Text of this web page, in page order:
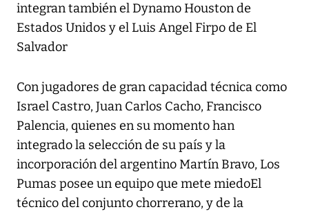
integran también el Dynamo Houston de
Estados Unidos y el Luis Angel Firpo de El
Salvador
Con jugadores de gran capacidad técnica como
Israel Castro, Juan Carlos Cacho, Francisco
Palencia, quienes en su momento han
integrado la selección de su país y la
incorporación del argentino Martín Bravo, Los
Pumas posee un equipo que mete miedoEl
técnico del conjunto chorrerano, y de la